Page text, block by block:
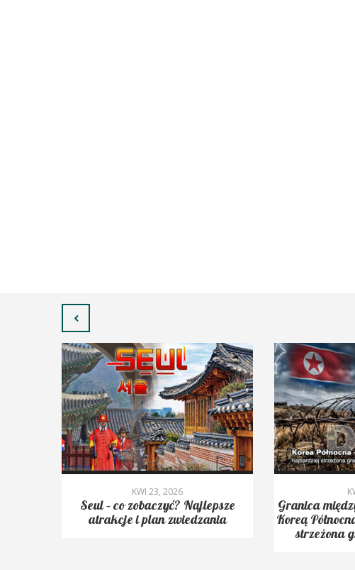
KWI 23, 2026
Seul – co zobaczyć? Najlepsze
atrakcje i plan zwiedzania
Granica
Koreą
strzeżona